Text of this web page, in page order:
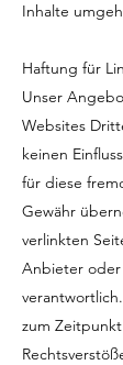
Inhalte
Haftung für
Unser
Websites
keinen
für diese
Gewähr
verlinkten
Anbieter
zum